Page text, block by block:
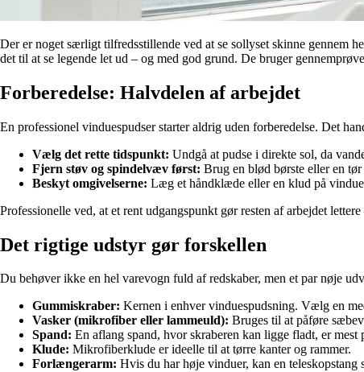
Der er noget særligt tilfredsstillende ved at se sollyset skinne gennem
det til at se legende let ud – og med god grund. De bruger
Forberedelse: Halvdelen af arbejdet
En professionel vinduespudser starter aldrig uden forberedelse. Det
Vælg det rette tidspunkt: Undgå at pudse i direkte sol, da
Fjern støv og spindelvæv først: Brug en blød børste eller en
Beskyt omgivelserne: Læg et håndklæde eller en klud på
Professionelle ved, at et rent udgangspunkt gør resten af arbejdet
Det rigtige udstyr gør forskellen
Du behøver ikke en hel varevogn fuld af redskaber, men et par nøje
Gummiskraber: Kernen i enhver vinduespudsning. Vælg en
Vasker (mikrofiber eller lammeuld): Bruges til at påføre
Spand: En aflang spand, hvor skraberen kan ligge fladt, er mest
Klude: Mikrofiberklude er ideelle til at tørre kanter og rammer.
Forlængerarm: Hvis du har høje vinduer, kan en